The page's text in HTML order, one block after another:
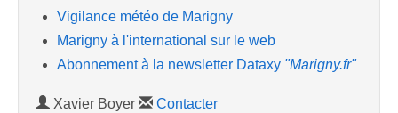
Vigilance météo de Marigny
Marigny à l'international sur le web
Abonnement à la newsletter Dataxy "Marigny.fr"
Xavier Boyer
Contacter